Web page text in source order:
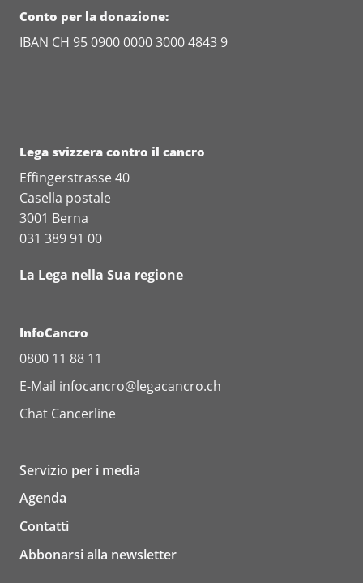
Conto per la donazione:
IBAN CH 95 0900 0000 3000 4843 9
Lega svizzera contro il cancro
Effingerstrasse 40
Casella postale
3001 Berna
031 389 91 00
La Lega nella Sua regione
InfoCancro
0800 11 88 11
E-Mail infocancro@legacancro.ch
Chat Cancerline
Servizio per i media
Agenda
Contatti
Abbonarsi alla newsletter